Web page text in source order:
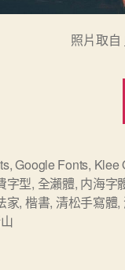
照片取自
,Google Fonts, Klee
字型, 全瀨體, 内海字
家, 楷書, 清松手寫體,